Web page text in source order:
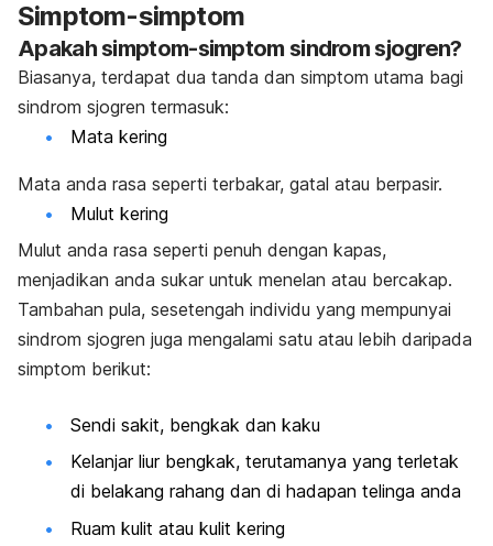
Simptom-simptom
Apakah simptom-simptom sindrom sjogren?
Biasanya, terdapat dua tanda dan simptom utama bagi
sindrom sjogren termasuk:
Mata kering
Mata anda rasa seperti terbakar, gatal atau berpasir.
Mulut kering
Mulut anda rasa seperti penuh dengan kapas,
menjadikan anda sukar untuk menelan atau bercakap.
Tambahan pula, sesetengah individu yang mempunyai
sindrom sjogren juga mengalami satu atau lebih daripada
simptom berikut:
Sendi sakit, bengkak dan kaku
Kelanjar liur bengkak, terutamanya yang terletak
di belakang rahang dan di hadapan telinga anda
Ruam kulit atau kulit kering